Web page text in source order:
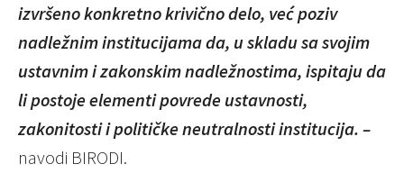
izvršeno konkretno krivično delo, već poziv
nadležnim institucijama da, u skladu sa svojim
ustavnim i zakonskim nadležnostima, ispitaju da
li postoje elementi povrede ustavnosti,
zakonitosti i političke neutralnosti institucija. –
navodi BIRODI.